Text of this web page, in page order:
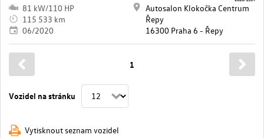
81 kW/110 HP
115 533 km
06/2020
Autosalon Klokočka Centrum
Řepy
16300 Praha 6 - Řepy
Vozidel na stránku
1
Vytisknout seznam vozidel